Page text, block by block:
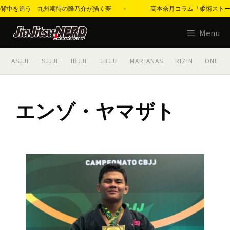
追う 九州期待の隆乃介が描く夢 髙本奈月コラム「柔術ストーリ
テ
Menu
ASJJF SJJJF IBJJF JBJJF MARIANAS RIZIN ONE
エンゾ・ヤマザト